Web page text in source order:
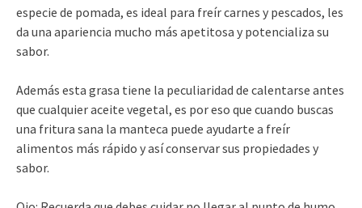
especie de pomada, es ideal para freír carnes y pescados, les
da una apariencia mucho más apetitosa y potencializa su
sabor.
Además esta grasa tiene la peculiaridad de calentarse antes
que cualquier aceite vegetal, es por eso que cuando buscas
una fritura sana la manteca puede ayudarte a freír
alimentos más rápido y así conservar sus propiedades y
sabor.